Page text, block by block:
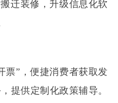
迁装修，升级信息化软
”，便捷消费者获取发
提供定制化政策辅导。